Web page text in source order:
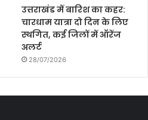
उत्तराखंड में बारिश का कहर:
चारधाम यात्रा दो दिन के लिए
स्थगित, कई जिलों में ऑरेंज
अलर्ट
28/07/2026